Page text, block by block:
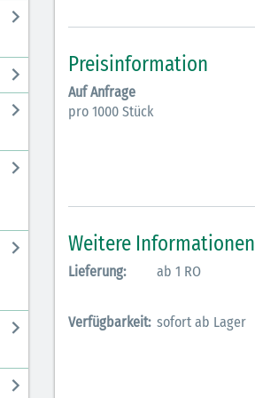
Preisinformation
Auf Anfrage
pro 1000 Stück
Weitere Informationen
Lieferung: ab 1 RO
Verfügbarkeit: sofort ab Lager